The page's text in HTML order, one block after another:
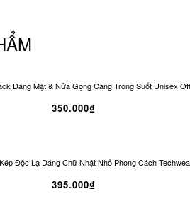
Dáng Mặt & Nửa Gọng Càng Trong Suốt Unisex
350.000₫
Độc Lạ Dáng Chữ Nhật Nhỏ Phong Cách
395.000₫